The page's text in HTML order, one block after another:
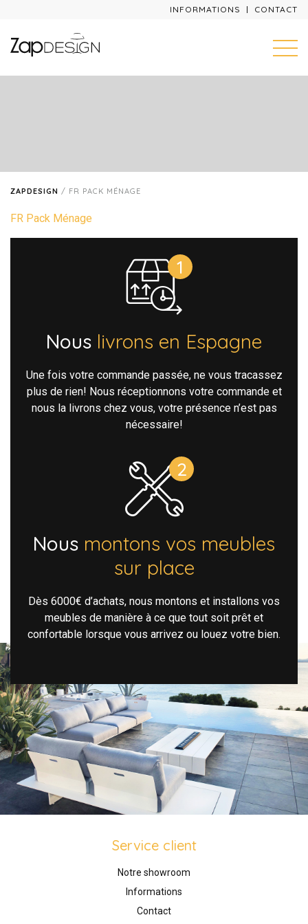
INFORMATIONS CONTACT
ZAPDESIGN / FR PACK MÉNAGE
FR Pack Ménage
Nous livrons en Espagne
Une fois votre commande passée, ne vous tracassez
plus de rien! Nous réceptionnons votre commande et
nous la livrons chez vous, votre présence n’est pas
nécessaire!
Nous montons vos meubles
sur place
Dès 6000€ d’achats, nous montons et installons vos
meubles de manière à ce que tout soit prêt et
confortable lorsque vous arrivez ou louez votre bien.
Service client
Notre showroom
Informations
Contact